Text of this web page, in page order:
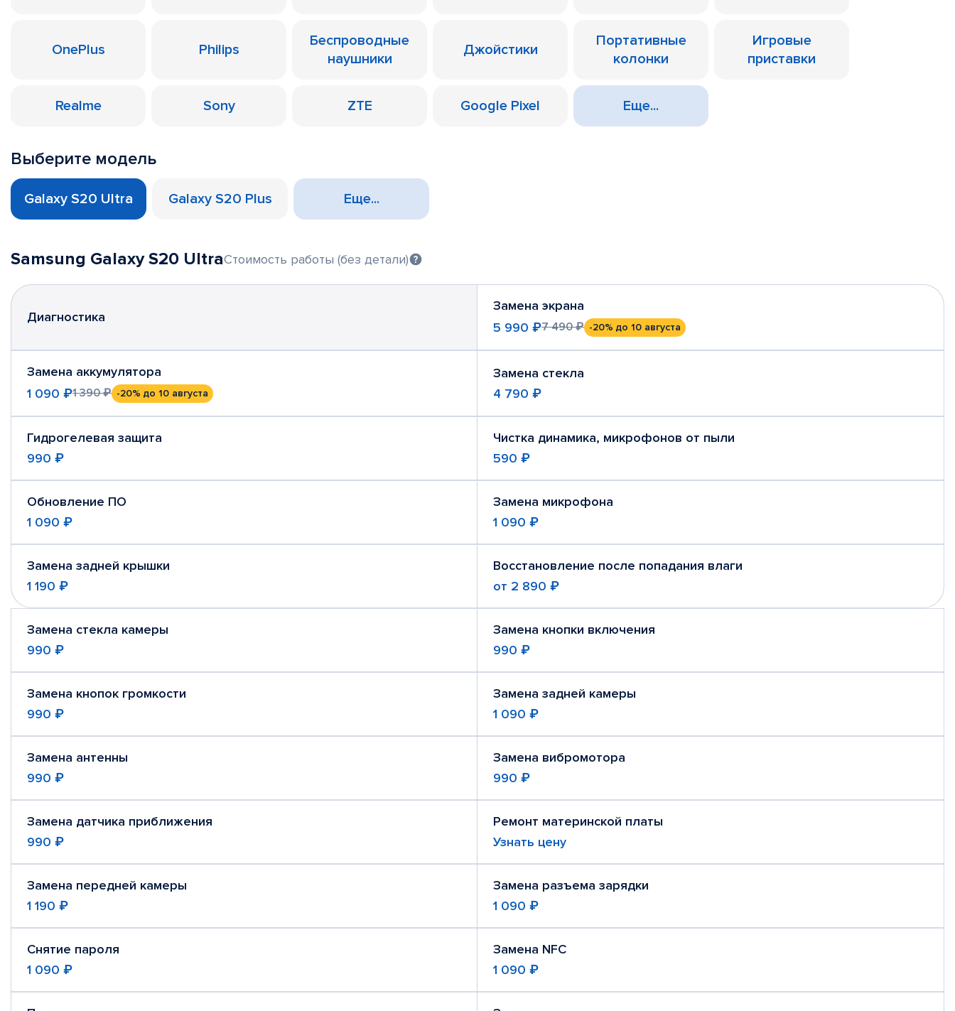
OnePlus Philips
Беспроводные
наушники
Джойстики
Портативные
колонки
Игровые
приставки
Realme Sony ZTE Google Pixel Еще...
Выберите модель
Galaxy S20 Ultra Galaxy S20 Plus Еще...
Samsung Galaxy S20 UltraСтоимость работы (без детали)
Диагностика
Замена экрана
5 990 ₽7 490 ₽ -20% до 10 августа
Замена аккумулятора
1 090 ₽1 390 ₽ -20% до 10 августа
Замена стекла
4 790 ₽
Гидрогелевая защита
990 ₽
Чистка динамика, микрофонов от пыли
590 ₽
Обновление ПО
1 090 ₽
Замена микрофона
1 090 ₽
Замена задней крышки
1 190 ₽
Восстановление после попадания влаги
от 2 890 ₽
Замена стекла камеры
990 ₽
Замена кнопки включения
990 ₽
Замена кнопок громкости
990 ₽
Замена задней камеры
1 090 ₽
Замена антенны
990 ₽
Замена вибромотора
990 ₽
Замена датчика приближения
990 ₽
Ремонт материнской платы
Узнать цену
Замена передней камеры
1 190 ₽
Замена разъема зарядки
1 090 ₽
Снятие пароля
1 090 ₽
Замена NFC
1 090 ₽